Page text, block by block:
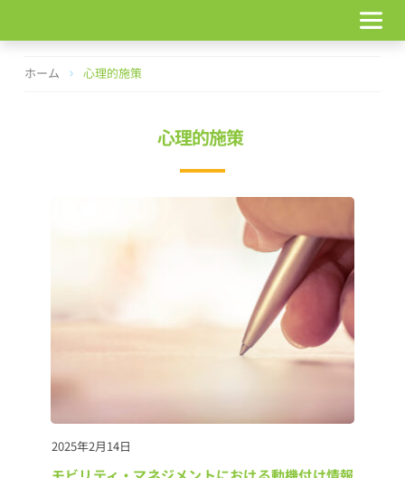
テ
ホーム 心理的施策
心理的施策
2025年2月14日